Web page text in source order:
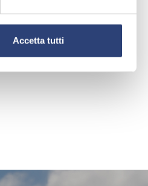
Accetta tutti